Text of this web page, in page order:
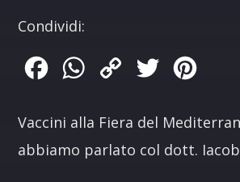
Condividi:
FacebookWhatsApp
Copy
Twitter
Vaccini alla Fiera del
abbiamo parlato col dott.